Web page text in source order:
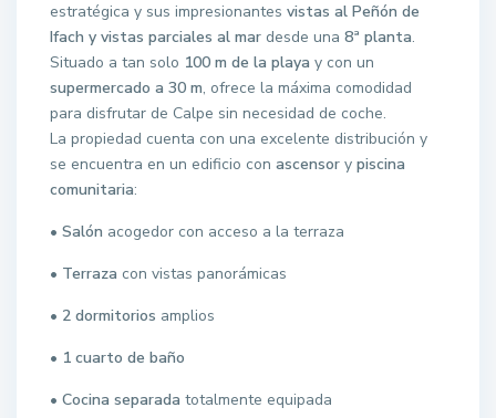
estratégica y sus impresionantes vistas al Peñón de
Ifach y vistas parciales al mar desde una 8ª planta.
Situado a tan solo 100 m de la playa y con un
supermercado a 30 m, ofrece la máxima comodidad
para disfrutar de Calpe sin necesidad de coche.
La propiedad cuenta con una excelente distribución y
se encuentra en un edificio con ascensor y piscina
comunitaria:
• Salón acogedor con acceso a la terraza
• Terraza con vistas panorámicas
• 2 dormitorios amplios
• 1 cuarto de baño
• Cocina separada totalmente equipada